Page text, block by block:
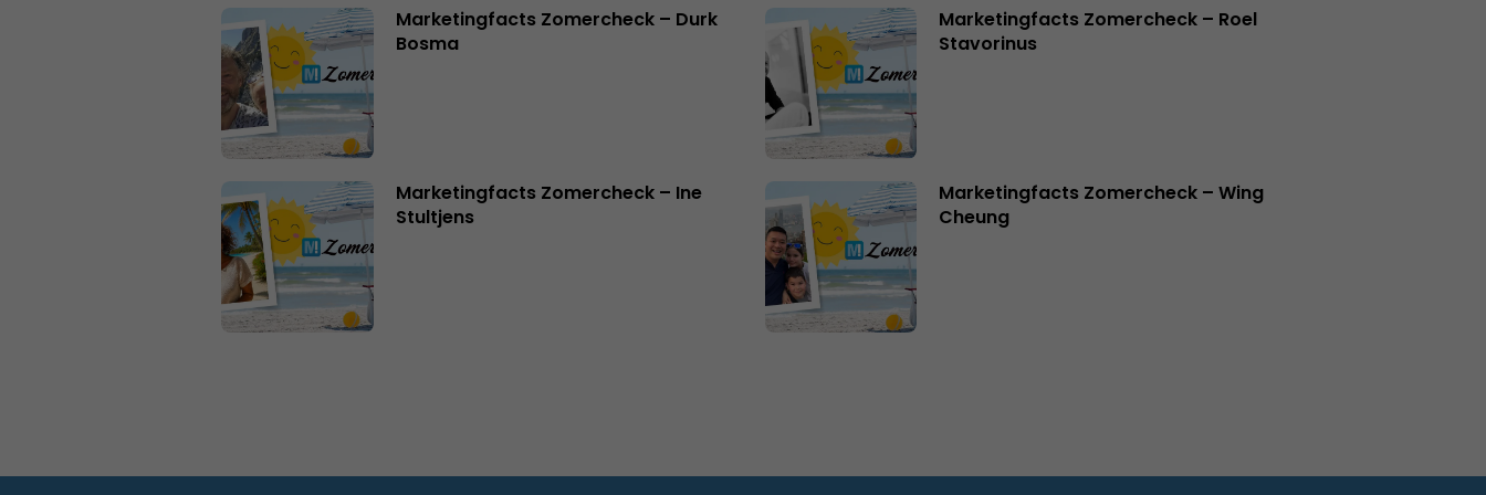
Marketingfacts Zomercheck – Durk
Bosma
Marketingfacts Zomercheck – Roel
Stavorinus
Marketingfacts Zomercheck – Ine
Stultjens
Marketingfacts Zomercheck – Wing
Cheung